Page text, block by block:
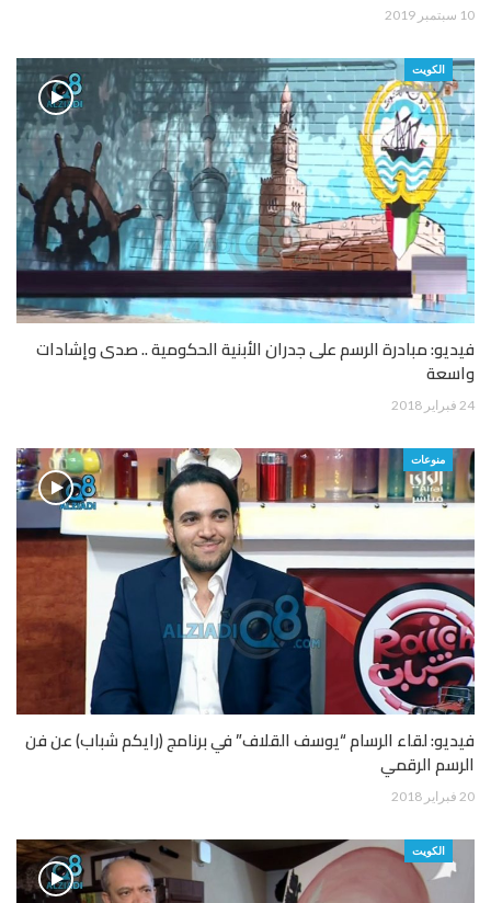
10 سبتمبر 2019
الكويت
فيديو: مبادرة الرسم على جدران الأبنية الحكومية .. صدى وإشادات
واسعة
24 فبراير 2018
منوعات
فيديو: لقاء الرسام “يوسف القلاف” في برنامج (رايكم شباب) عن فن
الرسم الرقمي
20 فبراير 2018
الكويت